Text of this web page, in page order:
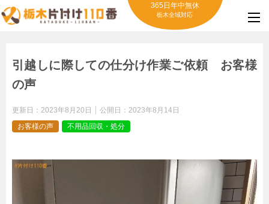
365日年中無休
栃木全域対応
引越しに際しての仕分け作業ご依頼 お客様
の声
更新日： 2023年8月20日 公開日： 2023年8月14日
お客様の声
不用品回収・処分